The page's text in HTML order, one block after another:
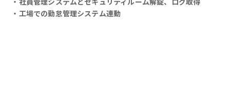
・工場での勤怠管理システム連動